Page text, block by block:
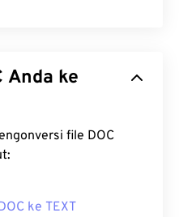
file DOC
ke TEXT